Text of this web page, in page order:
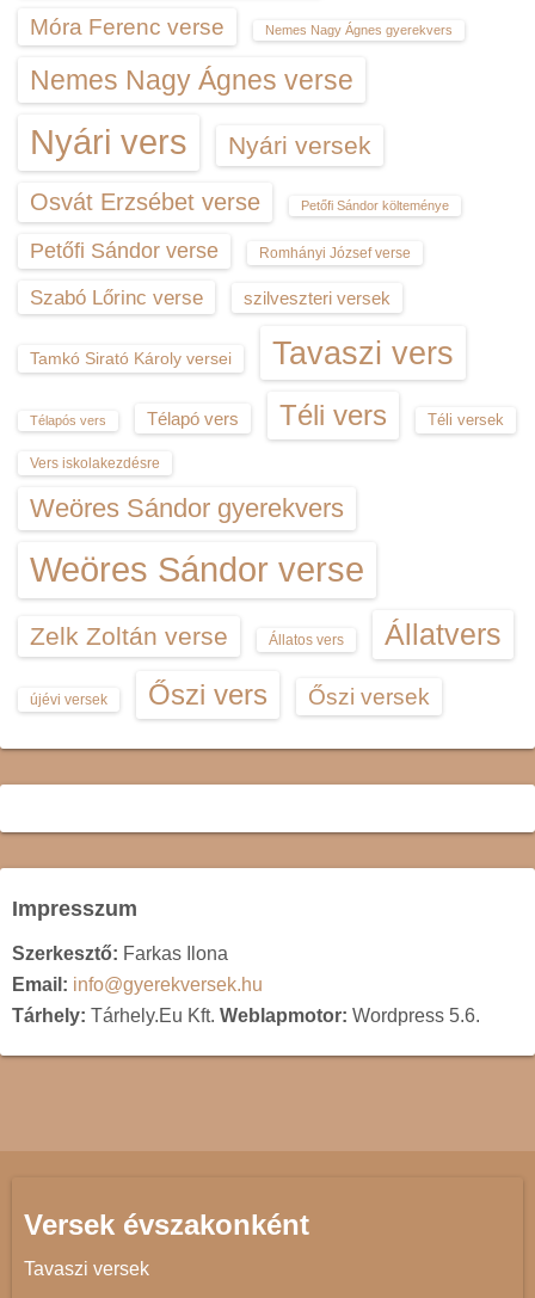
Móra Ferenc verse Nemes Nagy Ágnes gyerekvers
Nemes Nagy Ágnes verse
Nyári vers Nyári versek
Osvát Erzsébet verse Petőfi Sándor költeménye
Petőfi Sándor verse Romhányi József verse
Szabó Lőrinc verse szilveszteri versek
Tamkó Sirató Károly versei Tavaszi vers
Télapós vers Télapó vers Téli vers Téli versek
Vers iskolakezdésre
Weöres Sándor gyerekvers
Weöres Sándor verse
Zelk Zoltán verse Állatos vers Állatvers
újévi versek Őszi vers Őszi versek
Impresszum
Szerkesztő: Farkas Ilona
Email: info@gyerekversek.hu
Tárhely: Tárhely.Eu Kft. Weblapmotor: Wordpress 5.6.
Versek évszakonként
Tavaszi versek